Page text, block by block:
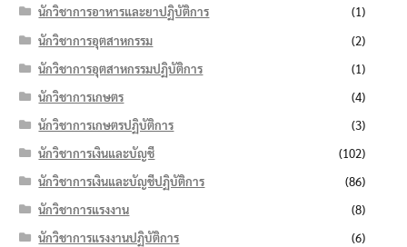
นักวิชาการอาหารและยาปฏิบัติการ
(1)
นักวิชาการอุตสาหกรรม
(2)
นักวิชาการอุตสาหกรรมปฏิบัติการ
(1)
นักวิชาการเกษตร
(4)
นักวิชาการเกษตรปฏิบัติการ
(3)
นักวิชาการเงินและบัญชี
(102)
นักวิชาการเงินและบัญชีปฏิบัติการ
(86)
นักวิชาการแรงงาน
(8)
นักวิชาการแรงงานปฏิบัติการ
(6)